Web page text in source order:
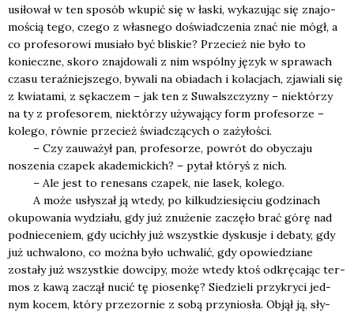
usi­ło­wał w ten spo­sób wku­pić się w łaski, wyka­zu­jąc się zna­jo­
mo­ścią tego, cze­go z wła­sne­go doświad­cze­nia znać nie mógł, a
co pro­fe­so­ro­wi musia­ło być bli­skie? Prze­cież nie było to
koniecz­ne, sko­ro znaj­do­wa­li z nim wspól­ny język w spra­wach
cza­su teraź­niej­sze­go, bywa­li na obia­dach i kola­cjach, zja­wia­li się
z kwia­ta­mi, z sęka­czem – jak ten z Suwalsz­czy­zny – nie­któ­rzy
na ty z pro­fe­so­rem, nie­któ­rzy uży­wa­ją­cy form pro­fe­so­rze –
kole­go, rów­nie prze­cież świad­czą­cych o zaży­ło­ści.
– Czy zauwa­żył pan, pro­fe­so­rze, powrót do oby­cza­ju
nosze­nia cza­pek aka­de­mic­kich? – pytał któ­ryś z nich.
– Ale jest to rene­sans cza­pek, nie lasek, kole­go.
A może usły­szał ją wte­dy, po kil­ku­dzie­się­ciu godzi­nach
oku­po­wa­nia wydzia­łu, gdy już znu­że­nie zaczę­ło brać górę nad
pod­nie­ce­niem, gdy uci­chły już wszyst­kie dys­ku­sje i deba­ty, gdy
już uchwa­lo­no, co moż­na było uchwa­lić, gdy opo­wie­dzia­ne
zosta­ły już wszyst­kie dow­ci­py, może wte­dy ktoś odkrę­ca­jąc ter­
mos z kawą zaczął nucić tę pio­sen­kę? Sie­dzie­li przy­kry­ci jed­
nym kocem, któ­ry prze­zor­nie z sobą przy­nio­sła. Objął ją, sły­